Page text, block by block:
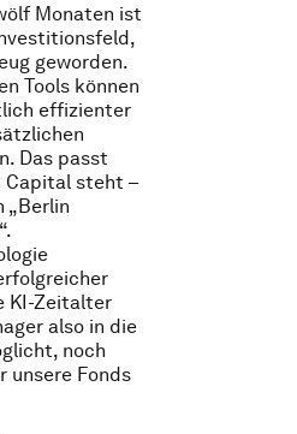
Monaten ist
geworden.
Tools können
effizienter
Das passt
Capital steht –
KI-Zeitalter
also in die
noch
unsere Fonds